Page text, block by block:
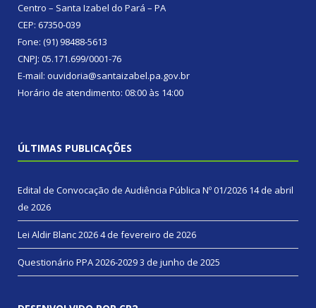
Centro – Santa Izabel do Pará – PA
CEP: 67350-039
Fone: (91) 98488-5613
CNPJ: 05.171.699/0001-76
E-mail: ouvidoria@santaizabel.pa.gov.br
Horário de atendimento: 08:00 às 14:00
ÚLTIMAS PUBLICAÇÕES
Edital de Convocação de Audiência Pública Nº 01/2026 14 de abril
de 2026
Lei Aldir Blanc 20264 de fevereiro de 2026
Questionário PPA 2026-20293 de junho de 2025